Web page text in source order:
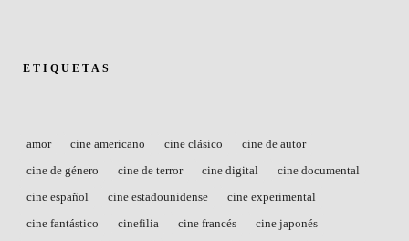
ETIQUETAS
amor cine americano cine clásico
cine de autor
cine de género
cine de terror cine digital
cine documental
cine español
cine estadounidense
cine experimental
cine fantástico
cinefilia cine francés
cine japonés